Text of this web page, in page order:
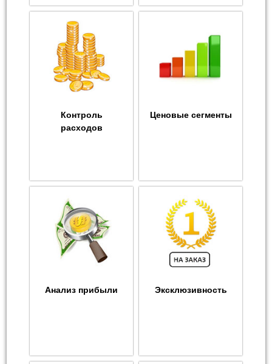
Контроль
расходов
Ценовые сегменты
Анализ прибыли Эксклюзивность